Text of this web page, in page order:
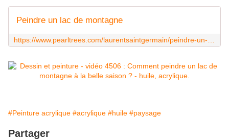
Peindre un lac de montagne
#Peinture acrylique #acrylique #huile #paysage
Partager